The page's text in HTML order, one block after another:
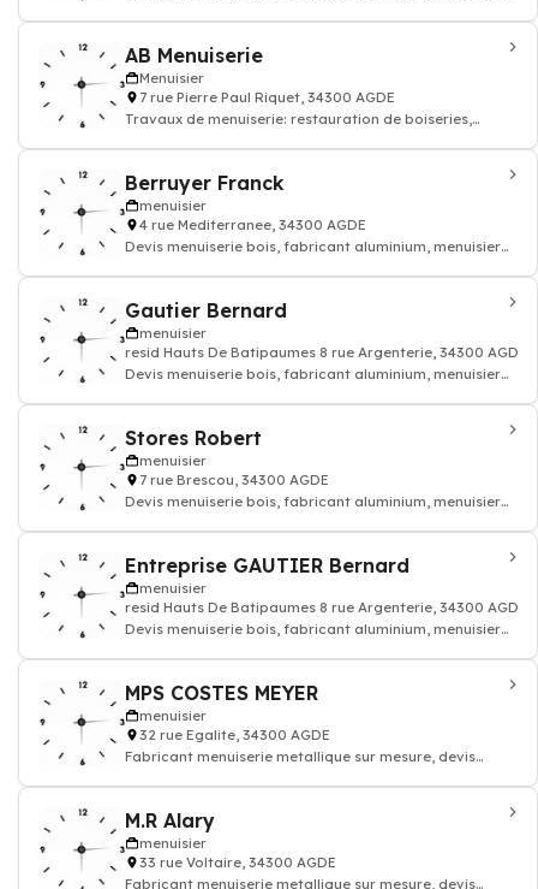
AB Menuiserie
Menuisier
7 rue Pierre Paul Riquet, 34300 AGDE
Travaux de menuiserie: restauration de boiseries,
Berruyer Franck
menuisier
4 rue Mediterranee, 34300 AGDE
Devis menuiserie bois, fabricant aluminium, menuisier
Gautier Bernard
menuisier
resid Hauts De Batipaumes 8 rue Argenterie, 34300 AGDE
Devis menuiserie bois, fabricant aluminium, menuisier
Stores Robert
menuisier
7 rue Brescou, 34300 AGDE
Devis menuiserie bois, fabricant aluminium, menuisier
Entreprise GAUTIER Bernard
menuisier
resid Hauts De Batipaumes 8 rue Argenterie, 34300 AGDE
Devis menuiserie bois, fabricant aluminium, menuisier
MPS COSTES MEYER
menuisier
32 rue Egalite, 34300 AGDE
Fabricant menuiserie metallique sur mesure, devis
M.R Alary
menuisier
33 rue Voltaire, 34300 AGDE
Fabricant menuiserie metallique sur mesure, devis